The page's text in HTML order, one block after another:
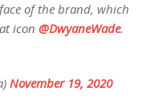
of the brand, which
icon @DwyaneWade.
November 19, 2020